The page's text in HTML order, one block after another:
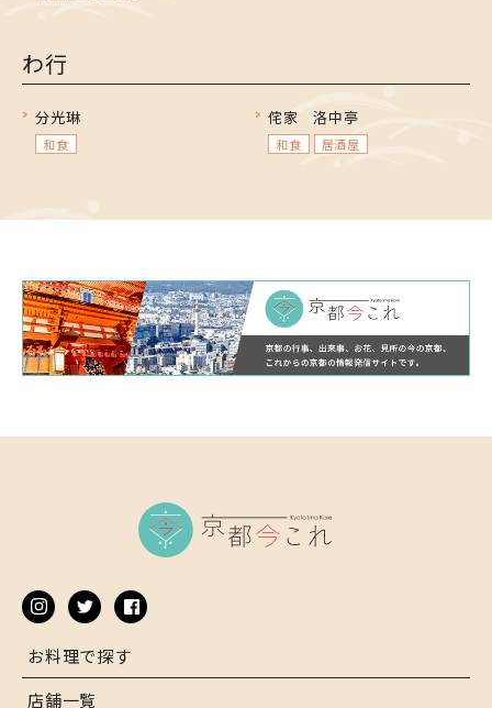
わ行
分光琳
和食
侘家 洛中亭
和食 居酒屋
お料理で探す
店舗一覧